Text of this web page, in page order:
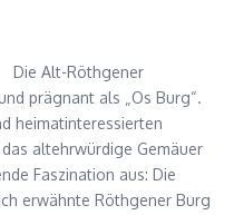
Die Alt-Röthgener
prägnant als „Os Burg“.
heimatinteressierten
altehrwürdige Gemäuer
Faszination aus: Die
erwähnte Röthgener Burg